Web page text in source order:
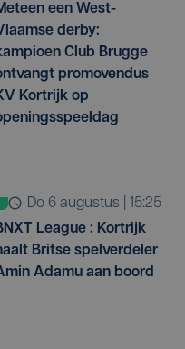
een West-
derby:
Club Brugge
promovendus
Kortrijk op
do 6 augustus | 15:25
League : Kortrijk
Britse spelverdeler
Adamu aan boord